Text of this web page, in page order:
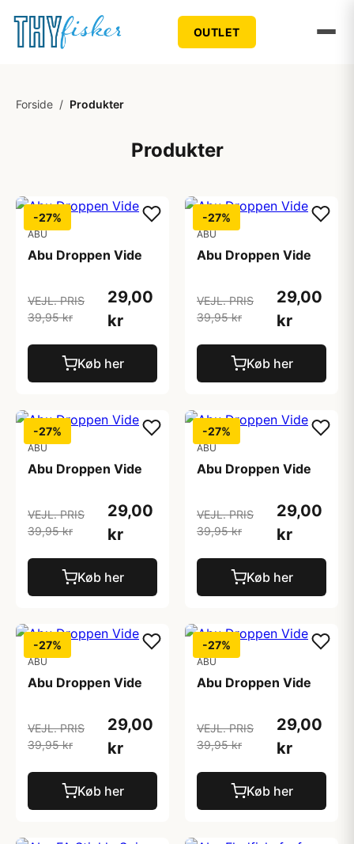
OUTLET
Forside / Produkter
Produkter
-27%
ABU
Abu Droppen Vide
VEJL. PRIS
39,95 kr
29,00
kr
Køb her
-27%
ABU
Abu Droppen Vide
VEJL. PRIS
39,95 kr
29,00
kr
Køb her
-27%
ABU
Abu Droppen Vide
VEJL. PRIS
39,95 kr
29,00
kr
Køb her
-27%
ABU
Abu Droppen Vide
VEJL. PRIS
39,95 kr
29,00
kr
Køb her
-27%
ABU
Abu Droppen Vide
VEJL. PRIS
39,95 kr
29,00
kr
Køb her
-27%
ABU
Abu Droppen Vide
VEJL. PRIS
39,95 kr
29,00
kr
Køb her